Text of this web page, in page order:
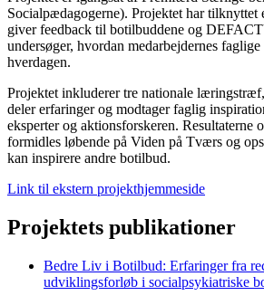
Socialpædagogerne). Projektet har tilknyttet
giver feedback til botilbuddene og
undersøger, hvordan medarbejdernes
hverdagen.
Projektet inkluderer tre nationale
deler erfaringer og modtager faglig
eksperter og aktionsforskeren. Resultaterne
formidles løbende på Viden på Tværs og
kan inspirere andre botilbud.
Link til ekstern projekthjemmeside
Projektets publikationer
Bedre Liv i Botilbud: Erfaringer fra
udviklingsforløb i socialpsykiatriske